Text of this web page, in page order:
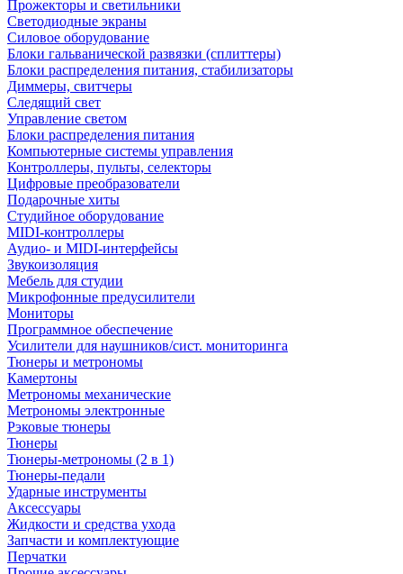
Прожекторы и светильники
Светодиодные экраны
Силовое оборудование
Блоки гальванической развязки (сплиттеры)
Блоки распределения питания, стабилизаторы
Диммеры, свитчеры
Следящий свет
Управление светом
Блоки распределения питания
Компьютерные системы управления
Контроллеры, пульты, селекторы
Цифровые преобразователи
Подарочные хиты
Студийное оборудование
MIDI-контроллеры
Аудио- и MIDI-интерфейсы
Звукоизоляция
Мебель для студии
Микрофонные предусилители
Мониторы
Программное обеспечение
Усилители для наушников/сист. мониторинга
Тюнеры и метрономы
Камертоны
Метрономы механические
Метрономы электронные
Рэковые тюнеры
Тюнеры
Тюнеры-метрономы (2 в 1)
Тюнеры-педали
Ударные инструменты
Аксессуары
Жидкости и средства ухода
Запчасти и комплектующие
Перчатки